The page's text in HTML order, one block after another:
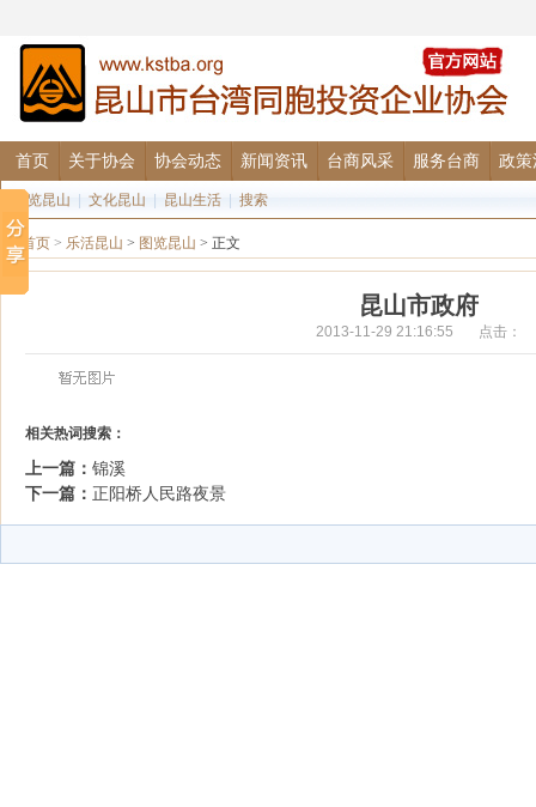
首页 关于协会 协会动态 新闻资讯 台商风采 服务台商 政策
图览昆山 文化昆山 昆山生活 搜索
首页 > 乐活昆山 > 图览昆山 > 正文
昆山市政府
2013-11-29 21:16:55 点击：
相关热词搜索：
上一篇： 锦溪
下一篇： 正阳桥人民路夜景